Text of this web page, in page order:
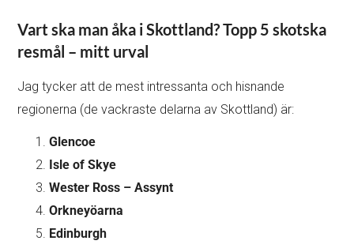
Vart ska man åka i Skottland?Topp 5 skotska
resmål – mitt urval
Jag tycker att de mest intressanta och hisnande
regionerna (de vackraste delarna av Skottland) är:
Glencoe
Isle of Skye
Wester Ross – Assynt
Orkneyöarna
Edinburgh